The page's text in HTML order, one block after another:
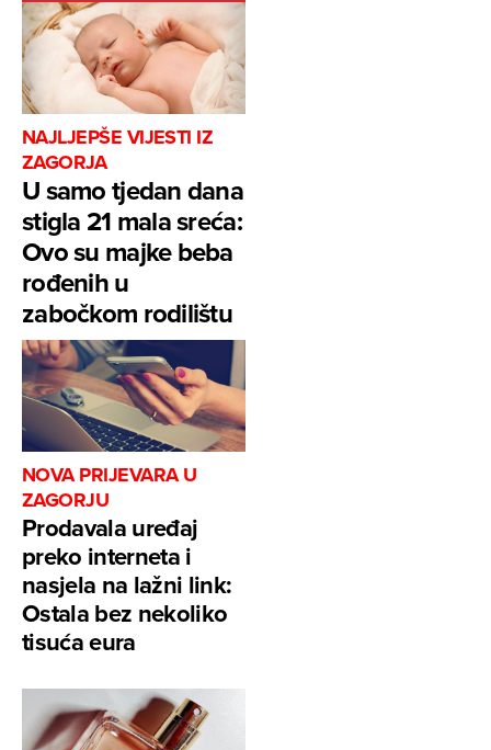
NAJLJEPŠE VIJESTI IZ
ZAGORJA
U samo tjedan dana
stigla 21 mala sreća:
Ovo su majke beba
rođenih u
zabočkom rodilištu
NOVA PRIJEVARA U
ZAGORJU
Prodavala uređaj
preko interneta i
nasjela na lažni link:
Ostala bez nekoliko
tisuća eura